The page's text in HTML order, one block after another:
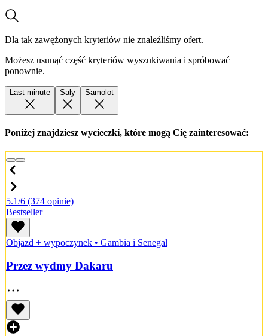
Dla tak zawężonych kryteriów nie znaleźliśmy ofert.
Możesz usunąć część kryteriów wyszukiwania i spróbować
ponownie.
Last minute Saly Samolot
Poniżej znajdziesz wycieczki, które mogą Cię zainteresować:
5.1/6 (374 opinie)
Bestseller
Objazd + wypoczynek • Gambia i Senegal
Przez wydmy Dakaru